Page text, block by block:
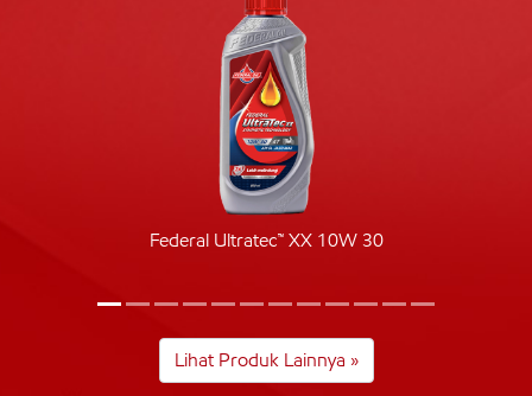
Federal Ultratec™ XX 10W 30
Lihat Produk Lainnya »